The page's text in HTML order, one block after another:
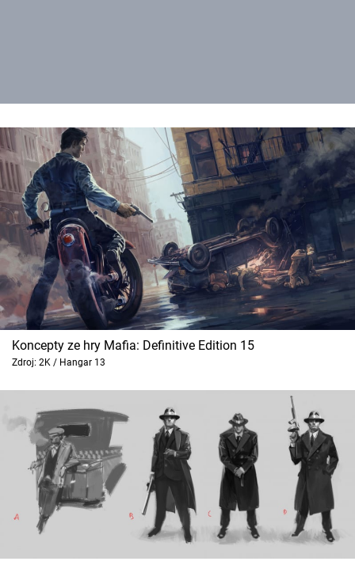
Koncepty ze hry Mafia: Definitive Edition 15
Zdroj: 2K / Hangar 13